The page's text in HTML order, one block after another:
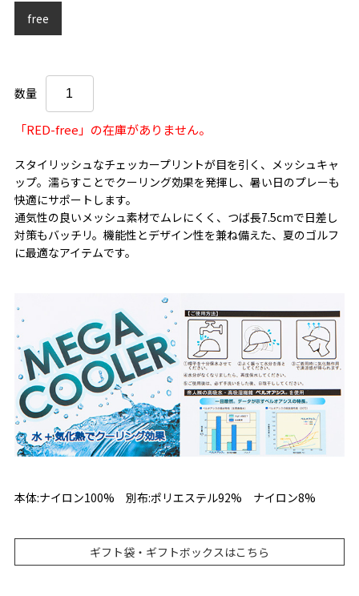
free
数量
「RED-free」の在庫がありません。
スタイリッシュなチェッカープリントが目を引く、メッシュキャ
ップ。濡らすことでクーリング効果を発揮し、暑い日のプレーも
快適にサポートします。
通気性の良いメッシュ素材でムレにくく、つば長7.5cmで日差し
対策もバッチリ。機能性とデザイン性を兼ね備えた、夏のゴルフ
に最適なアイテムです。
本体:ナイロン100% 別布:ポリエステル92% ナイロン8%
ギフト袋・ギフトボックスはこちら